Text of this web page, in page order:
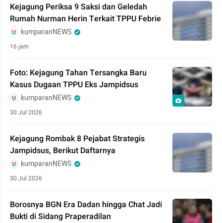
Kejagung Periksa 9 Saksi dan Geledah
Rumah Nurman Herin Terkait TPPU Febrie
kumparanNEWS
16 jam
Foto: Kejagung Tahan Tersangka Baru
Kasus Dugaan TPPU Eks Jampidsus
kumparanNEWS
30 Jul 2026
Kejagung Rombak 8 Pejabat Strategis
Jampidsus, Berikut Daftarnya
kumparanNEWS
30 Jul 2026
Borosnya BGN Era Dadan hingga Chat Jadi
Bukti di Sidang Praperadilan